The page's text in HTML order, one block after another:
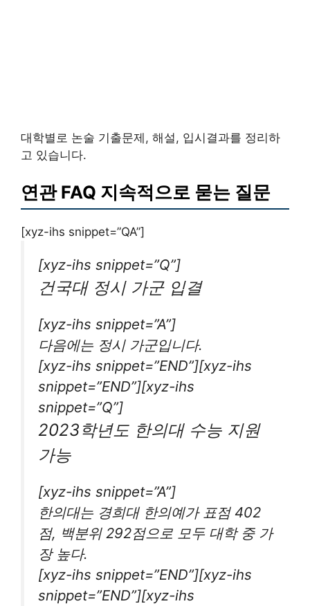
대학별로 논술 기출문제, 해설, 입시결과를 정리하
고 있습니다.
연관 FAQ 지속적으로 묻는 질문
[xyz-ihs snippet=”QA”]
[xyz-ihs snippet=”Q”]
건국대 정시 가군 입결
[xyz-ihs snippet=”A”]
다음에는 정시 가군입니다.
[xyz-ihs snippet=”END”][xyz-ihs
snippet=”END”][xyz-ihs
snippet=”Q”]
2023학년도 한의대 수능 지원
가능
[xyz-ihs snippet=”A”]
한의대는 경희대 한의예가 표점 402
점, 백분위 292점으로 모두 대학 중 가
장 높다.
[xyz-ihs snippet=”END”][xyz-ihs
snippet=”END”][xyz-ihs